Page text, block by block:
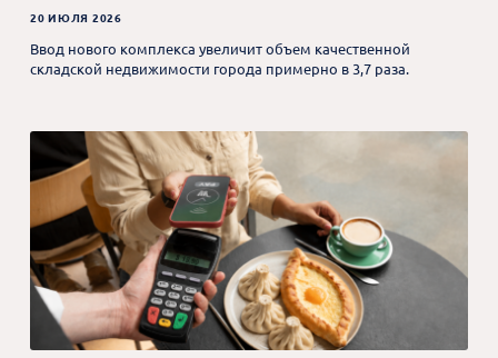
20 ИЮЛЯ 2026
Ввод нового комплекса увеличит объем качественной
складской недвижимости города примерно в 3,7 раза.